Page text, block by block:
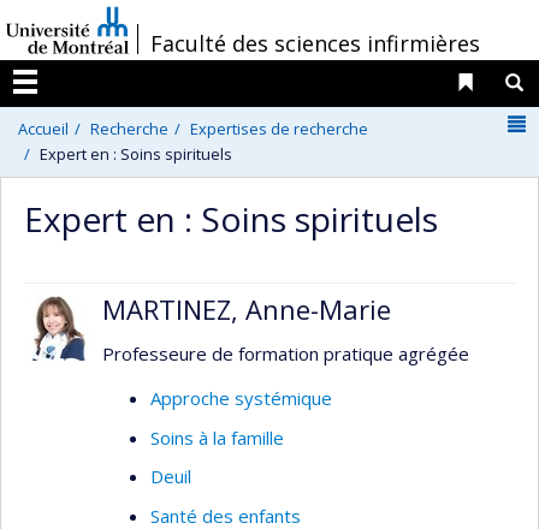
au
contenu
/Faculté des sciences infirmières
Menu
Liens
Accueil Recherche
Expertises de recherche
Expert en : Soins spirituels
Expert en : Soins spirituels
MARTINEZ, Anne-Marie
Professeure de formation pratique agrégée
Approche systémique
Soins à la famille
Deuil
Santé des enfants